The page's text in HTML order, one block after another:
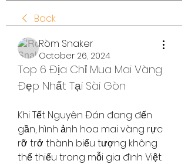
Back
Ròm Snaker
October 26, 2024
Top 6 Địa Chỉ Mua Mai Vàng
Đẹp Nhất Tại Sài Gòn
Khi Tết Nguyên Đán đang đến
gần, hình ảnh hoa mai vàng rực
rỡ trở thành biểu tượng không